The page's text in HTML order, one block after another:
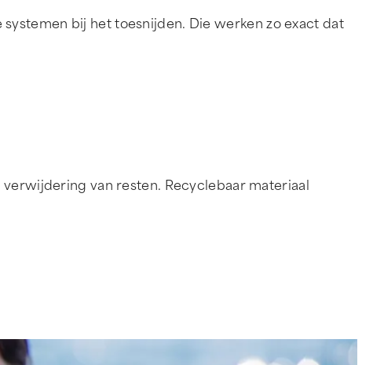
bij het toesnijden. Die werken zo exact dat
van resten. Recyclebaar materiaal